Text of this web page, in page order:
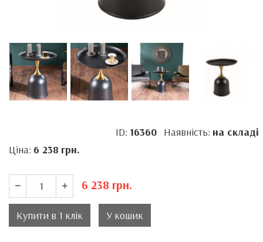
ID: 16360Наявність: на складі
Ціна: 6 238 грн.
6 238 грн.
Купити в 1 клік У кошик